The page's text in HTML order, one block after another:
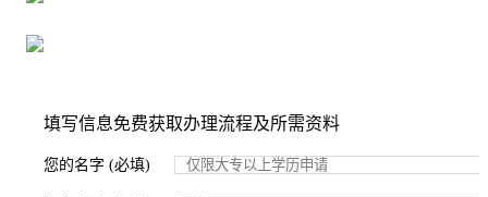
填写信息免费获取办理流程及所需资料
您的名字 (必填)